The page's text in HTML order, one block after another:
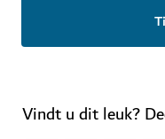
Vindt u dit leuk?